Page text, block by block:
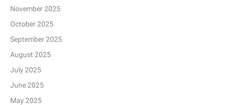
November 2025
October 2025
September 2025
August 2025
July 2025
June 2025
May 2025